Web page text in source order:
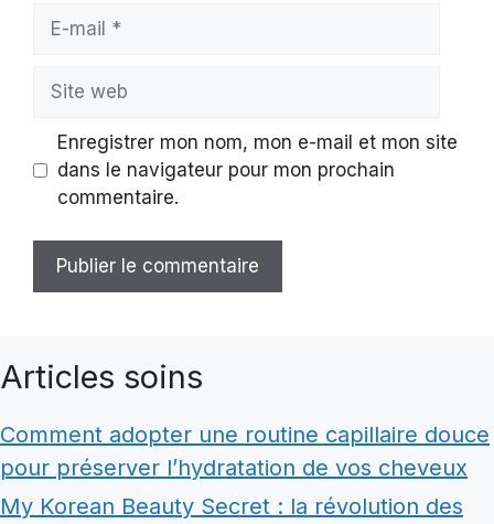
Site
Enregistrer mon nom, mon e-mail et mon site
dans le navigateur pour mon prochain
commentaire.
Articles soins
Comment adopter une routine capillaire douce
pour préserver l’hydratation de vos cheveux
My Korean Beauty Secret : la révolution des